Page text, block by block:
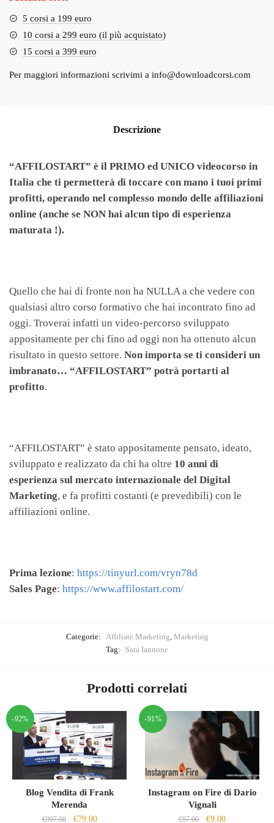
5 corsi a 199 euro
10 corsi a 299 euro (il più acquistato)
15 corsi a 399 euro
Per maggiori informazioni scrivimi a info@downloadcorsi.com
Descrizione
“AFFILOSTART” è il PRIMO ed UNICO videocorso in
Italia che ti permetterà di toccare con mano i tuoi primi
profitti, operando nel complesso mondo delle affiliazioni
online (anche se NON hai alcun tipo di esperienza
maturata !).
Quello che hai di fronte non ha NULLA a che vedere con
qualsiasi altro corso formativo che hai incontrato fino ad
oggi. Troverai infatti un video-percorso sviluppato
appositamente per chi fino ad oggi non ha ottenuto alcun
risultato in questo settore. Non importa se ti consideri un
imbranato… “AFFILOSTART” potrà portarti al
profitto.
“AFFILOSTART” è stato appositamente pensato, ideato,
sviluppato e realizzato da chi ha oltre 10 anni di
esperienza sul mercato internazionale del Digital
Marketing, e fa profitti costanti (e prevedibili) con le
affiliazioni online.
Prima lezione: https://tinyurl.com/vryn78d
Sales Page: https://www.affilostart.com/
Categorie: Affiliate Marketing Marketing
Tag:
Sara Iannone
Prodotti correlati
-92%
Blog Vendita di Frank
Merenda
€997.00
Il
€79.00Il
-91%
Instagram on Fire di Dario
Vignali
€97.00
Il
€9.00Il